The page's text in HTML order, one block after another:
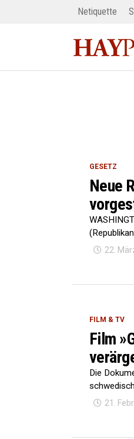
Netiquette
GESETZ
Neue
22.
FILM & TV
Film
Die
21.